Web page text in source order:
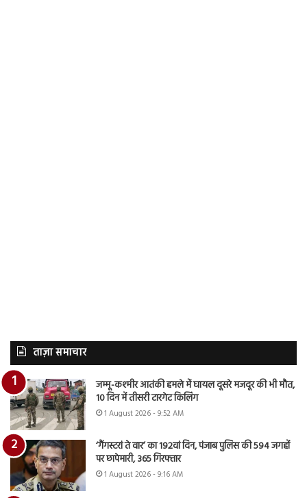
ताज़ा समाचार
जम्मू-कश्मीर आतंकी हमले में घायल दूसरे मजदूर की भी मौत,
10 दिन में तीसरी टारगेट किलिंग
1 August 2026 - 9:52 AM
‘गैंगस्टरां ते वार’ का 192वां दिन, पंजाब पुलिस की 594 जगहों
पर छापेमारी, 365 गिरफ्तार
1 August 2026 - 9:16 AM